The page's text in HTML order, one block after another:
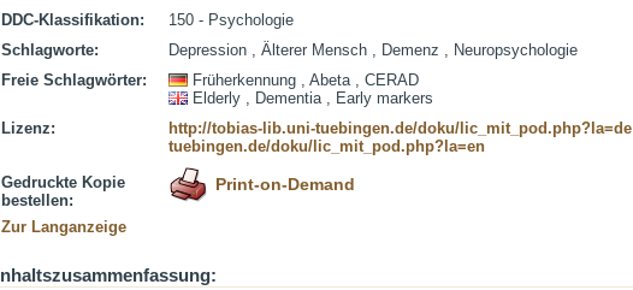
DDC-Klassifikation:
150 - Psychologie
Schlagworte:
Depression , Älterer Mensch , Demenz , Neuropsychologie
Freie Schlagwörter:
Früherkennung , Abeta , CERAD
Elderly , Dementia , Early markers
Lizenz:
http://tobias-lib.uni-tuebingen.de/doku/lic_mit_pod.php?la=de
tuebingen.de/doku/lic_mit_pod.php?la=en
Gedruckte Kopie
bestellen:
Print-on-Demand
Zur Langanzeige
Inhaltszusammenfassung: